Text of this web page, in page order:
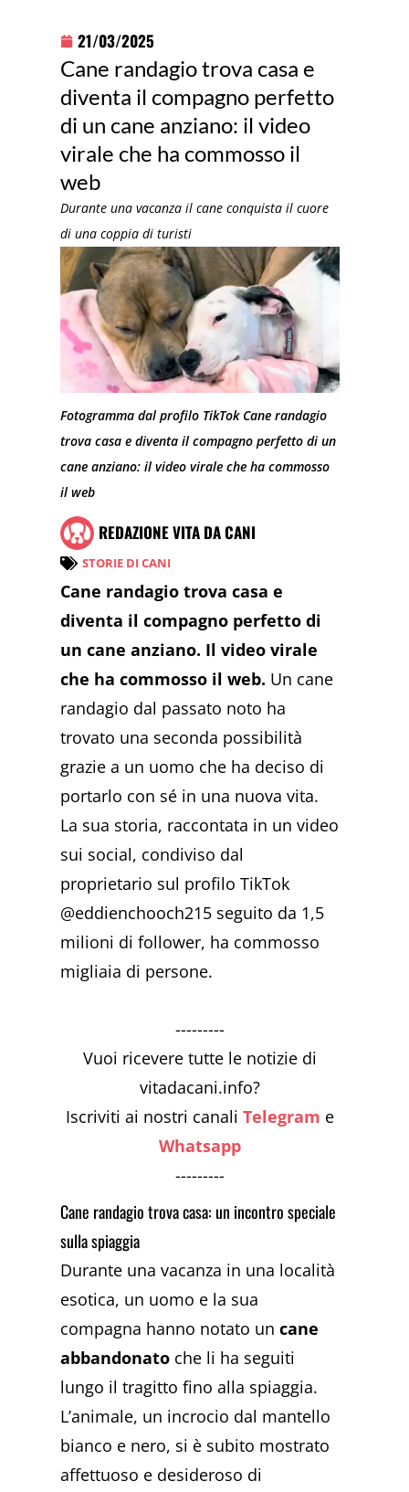
21/03/2025
Cane randagio trova casa e
diventa il compagno perfetto
di un cane anziano: il video
virale che ha commosso il
web
Durante una vacanza il cane conquista il cuore
di una coppia di turisti
Fotogramma dal profilo TikTok Cane randagio
trova casa e diventa il compagno perfetto di un
cane anziano: il video virale che ha commosso
il web
REDAZIONE VITA DA CANI
STORIE DI CANI
Cane randagio trova casa e
diventa il compagno perfetto di
un cane anziano. Il video virale
che ha commosso il web. Un cane
randagio dal passato noto ha
trovato una seconda possibilità
grazie a un uomo che ha deciso di
portarlo con sé in una nuova vita.
La sua storia, raccontata in un video
sui social, condiviso dal
proprietario sul profilo TikTok
@eddienchooch215 seguito da 1,5
milioni di follower, ha commosso
migliaia di persone.
---------
Vuoi ricevere tutte le notizie di
vitadacani.info?
Iscriviti ai nostri canaliTelegram e
Whatsapp
---------
Cane randagio trova casa: un incontro speciale
sulla spiaggia
Durante una vacanza in una località
esotica, un uomo e la sua
compagna hanno notato uncane
abbandonato che li ha seguiti
lungo il tragitto fino alla spiaggia.
L’animale, un incrocio dal mantello
bianco e nero, si è subito mostrato
affettuoso e desideroso di